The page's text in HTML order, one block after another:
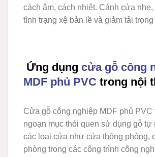
cách âm, cách nhiệt. Cánh cửa
tình trạng xệ bản lề và giảm tải
Ứng dụng cửa gỗ công
MDF phủ PVC trong nội
Cửa gỗ công nghiệp MDF phủ PVC
ngoạn mục thói quen sử dụng gỗ tự
các loại cửa như cửa thông phòng,
phòng trong các công trình công